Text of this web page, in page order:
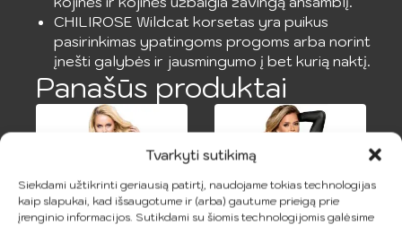
Tvarkyti sutikimą
Siekdami užtikrinti geriausią patirtį, naudojame tokias technologijas
kaip slapukai, kad išsaugotume ir (arba) gautume prieigą prie
įrenginio informacijos. Sutikdami su šiomis technologijomis galėsime
CHILIROSE Wildcat korsetas yra puikus
pasirinkimas ypatingoms progoms arba norint
įnešti galybės ir jausmingumo į bet kurią naktį.
Panašūs produktai